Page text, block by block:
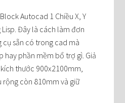
Autocad 1 Chiều X, Y
Lisp. Đây là cách làm đơn
cụ sẵn có trong cad mà
hay phần mềm bổ trợ gì. Giả
thước 900x2100mm,
còn 810mm và giữ